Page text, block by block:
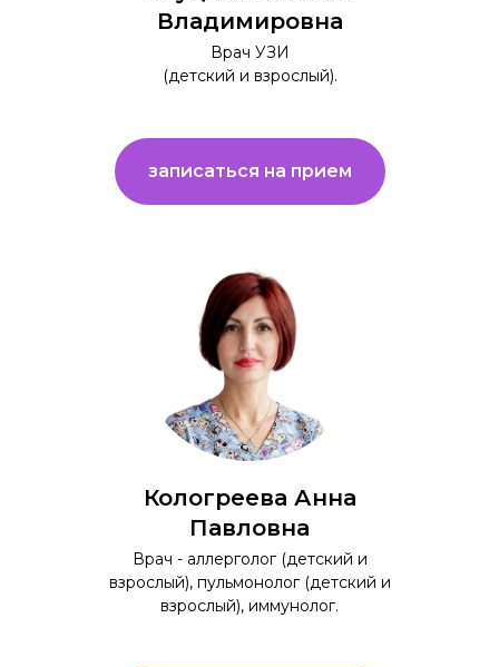
Владимировна
Врач УЗИ
(детский и взрослый).
записаться на прием
Кологреева Анна
Павловна
Врач - аллерголог (детский и
взрослый), пульмонолог (детский и
взрослый), иммунолог.